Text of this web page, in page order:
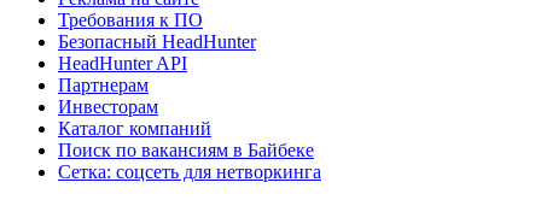
Требования к ПО
Безопасный HeadHunter
HeadHunter API
Партнерам
Инвесторам
Каталог компаний
Поиск по вакансиям в Байбеке
Сетка: соцсеть для нетворкинга